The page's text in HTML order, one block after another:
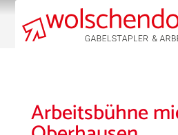
Arbeitsbühne